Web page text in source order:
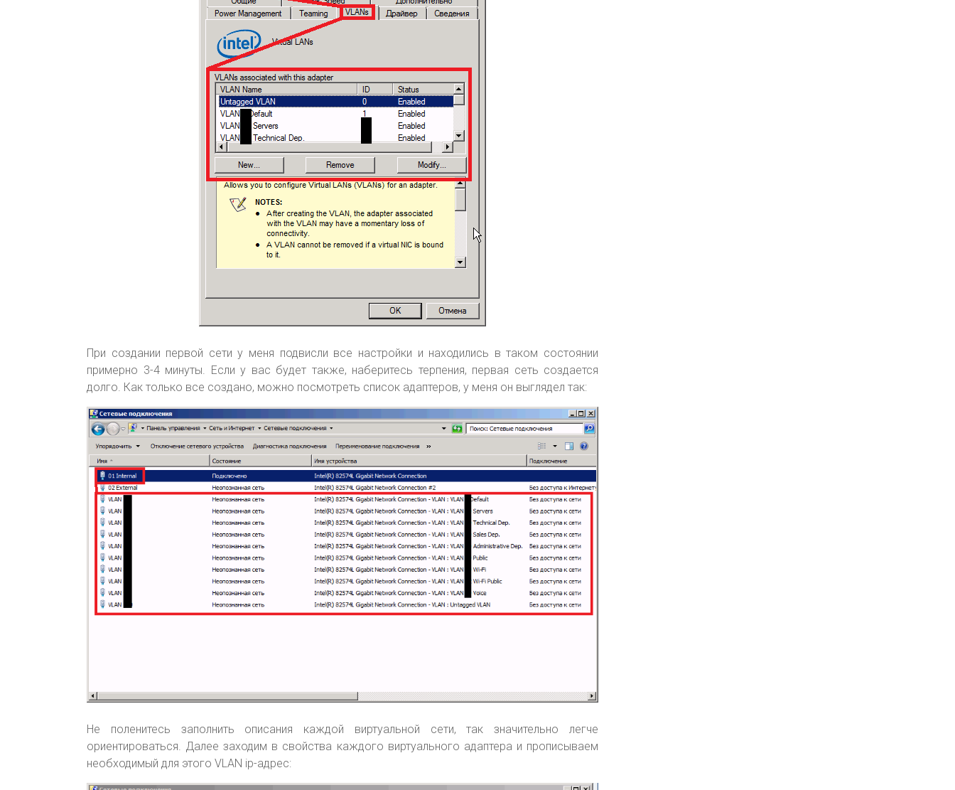
При создании первой сети у меня подвисли все настройки и находились в таком состоянии
примерно 3-4 минуты. Если у вас будет также, наберитесь терпения, первая сеть создается
долго. Как только все создано, можно посмотреть список адаптеров, у меня он выглядел так:
Не поленитесь заполнить описания каждой виртуальной сети, так значительно легче
ориентироваться. Далее заходим в свойства каждого виртуального адаптера и прописываем
необходимый для этого VLAN ip-адрес: